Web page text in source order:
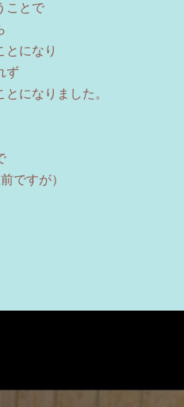
ことで
とになり
ず
になりました。
ですが）